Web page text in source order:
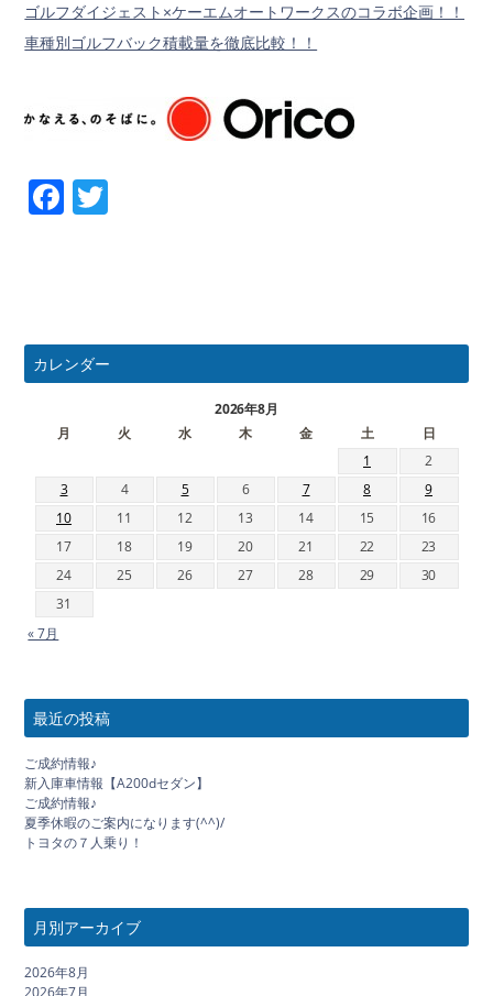
ゴルフダイジェスト×ケーエムオートワークスのコラボ企画！！
車種別ゴルフバック積載量を徹底比較！！
Facebook
カレンダー
2026年8月
月
火 水 木 金 土
日
1
2
3
4 5 6 7 8
9
10
11 12 13 14 15
16
17
18 19 20 21 22
23
24
25 26 27 28 29
30
31
« 7月
最近の投稿
ご成約情報♪
新入庫車情報【A200dセダン】
ご成約情報♪
夏季休暇のご案内になります(^^)/
トヨタの７人乗り！
月別アーカイブ
2026年8月
2026年7月